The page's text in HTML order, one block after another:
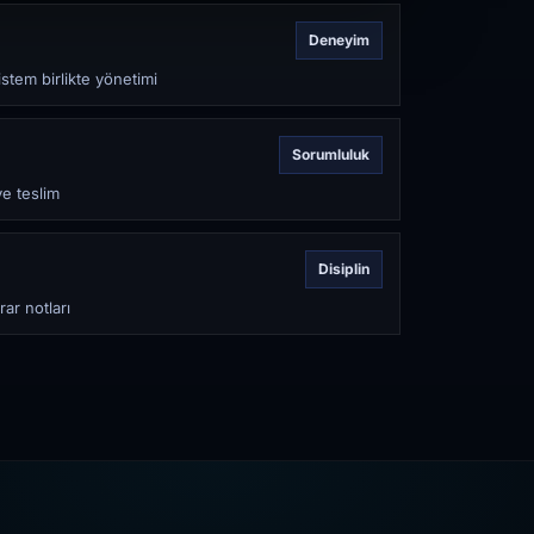
Deneyim
birlikte yönetimi
Sorumluluk
teslim
Disiplin
notları